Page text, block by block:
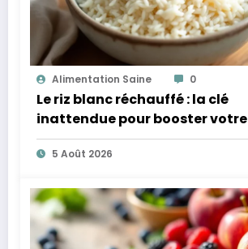
Alimentation Saine 0
Le riz blanc réchauffé : la clé
inattendue pour booster votre
microbiote
5 Août 2026